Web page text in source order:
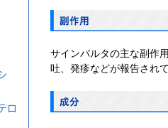
ロ
サインバルタの主な副作
吐、発疹などが報告され